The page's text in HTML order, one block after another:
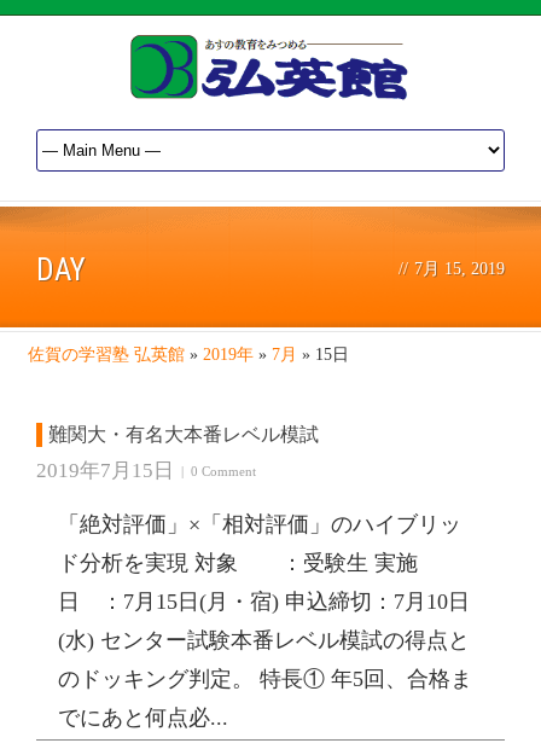
DAY // 7月 15, 2019
佐賀の学習塾 弘英館 » 2019年 » 7月 » 15日
難関大・有名大本番レベル模試
2019年7月15日
| 0 Comment
「絶対評価」×「相対評価」のハイブリッ
ド分析を実現 対象 ：受験生 実施
日 ：7月15日(月・宿) 申込締切：7月10日
(水) センター試験本番レベル模試の得点と
のドッキング判定。 特長① 年5回、合格ま
でにあと何点必...